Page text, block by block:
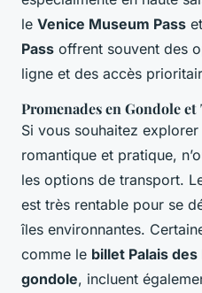
le Venice Museum Pass
Pass offrent souvent des
ligne et des accès
Promenades en Gondole
Si vous souhaitez
romantique et pratique,
les options de transport.
est très rentable pour se
îles environnantes.
comme le billet Palais
gondole, incluent